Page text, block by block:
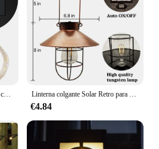
€4.84